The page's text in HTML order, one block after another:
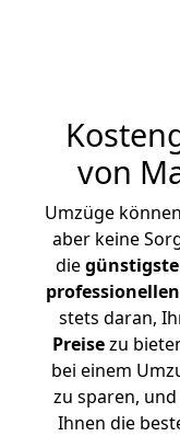
von
Umzüge
aber keine
diegünstigste
stets daran,
Preisezu
bei einem
zu sparen,
Ihnen die